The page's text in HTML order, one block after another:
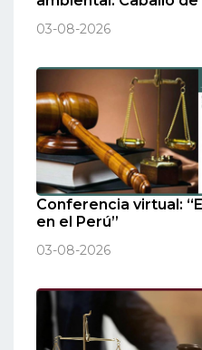
03-08-2026
Conferencia virtual:
en el Perú”
03-08-2026